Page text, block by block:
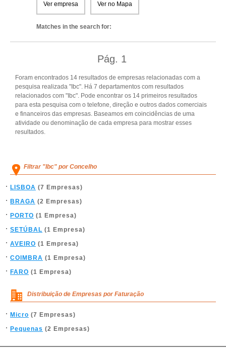
Ver empresa Ver no Mapa
Matches in the search for:
Pág. 1
Foram encontrados 14 resultados de empresas relacionadas com a
pesquisa realizada "Ibc". Há 7 departamentos com resultados
relacionados com "Ibc". Pode encontrar os 14 primeiros resultados
para esta pesquisa com o telefone, direção e outros dados comerciais
e financeiros das empresas. Baseamos em coincidências de uma
atividade ou denominação de cada empresa para mostrar esses
resultados.
Filtrar "Ibc" por Concelho
LISBOA (7 Empresas)
BRAGA (2 Empresas)
PORTO (1 Empresa)
SETÚBAL (1 Empresa)
AVEIRO (1 Empresa)
COIMBRA (1 Empresa)
FARO (1 Empresa)
Distribuição de Empresas por Faturação
Micro (7 Empresas)
Pequenas (2 Empresas)